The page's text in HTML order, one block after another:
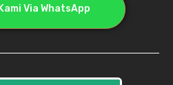
Via WhatsApp